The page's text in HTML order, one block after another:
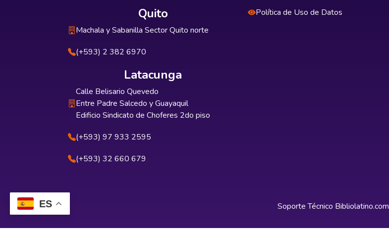
ES
Quito
Machala y Sabanilla Sector Quito norte
(+593) 2 382 6970
Latacunga
Calle Belisario Quevedo
Entre Padre Salcedo y Guayaquil
Edificio Sindicato de Choferes 2do piso
(+593) 97 933 2595
(+593) 32 660 679
Política de Uso de Datos
Soporte Técnico Bibliolatino.com